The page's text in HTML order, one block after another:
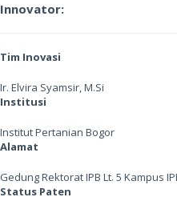
Innovator:
Tim Inovasi
Ir. Elvira Syamsir, M.Si
Institusi
Institut Pertanian Bogor
Alamat
Gedung Rektorat IPB Lt. 5 Kampus
Status Paten